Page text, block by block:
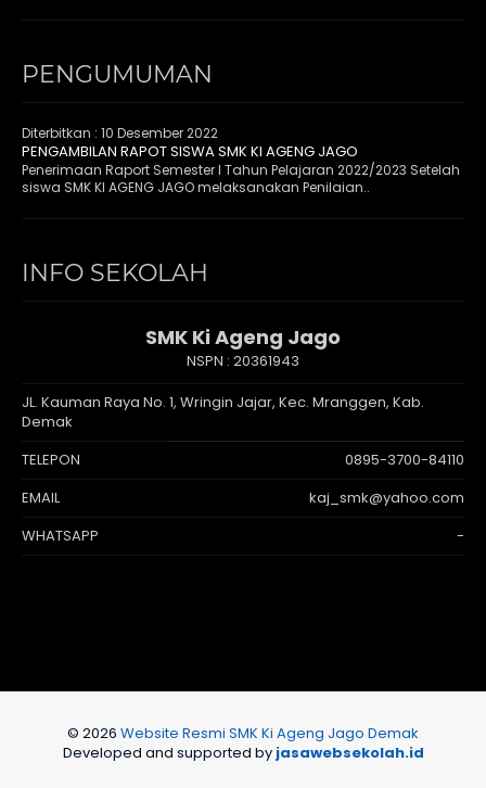
PENGUMUMAN
Diterbitkan : 10 Desember 2022
PENGAMBILAN RAPOT SISWA SMK KI AGENG JAGO
Penerimaan Raport Semester I Tahun Pelajaran 2022/2023 Setelah
siswa SMK KI AGENG JAGO melaksanakan Penilaian..
INFO SEKOLAH
SMK Ki Ageng Jago
NSPN : 20361943
JL. Kauman Raya No. 1, Wringin Jajar, Kec. Mranggen, Kab.
Demak
TELEPON
0895-3700-84110
EMAIL
kaj_smk@yahoo.com
WHATSAPP
-
© 2026 Website Resmi SMK Ki Ageng Jago Demak
Developed and supported by jasawebsekolah.id